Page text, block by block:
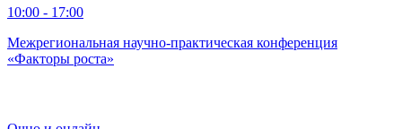
10:00 - 17:00
Межрегиональная научно-практическая конференция
«Факторы роста»